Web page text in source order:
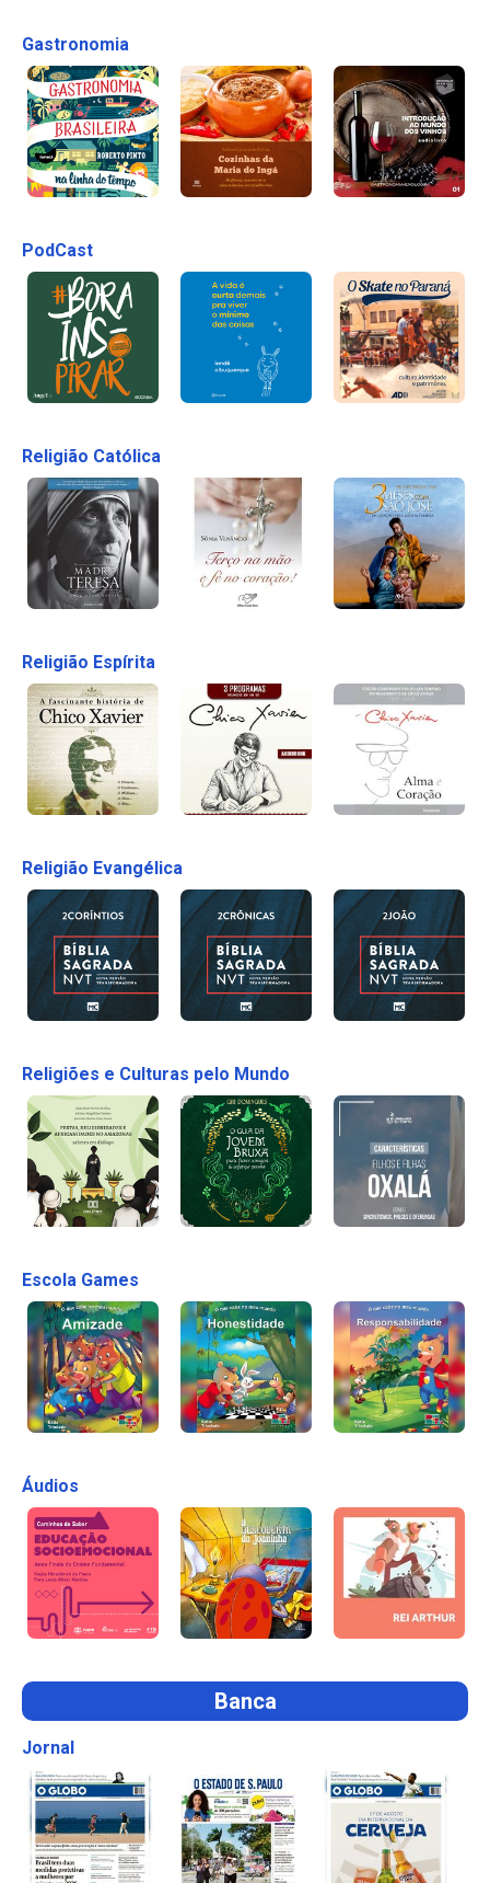
Gastronomia
PodCast
Religião Católica
Religião Espírita
Religião Evangélica
Religiões e Culturas pelo Mundo
Escola Games
Áudios
Banca
Jornal